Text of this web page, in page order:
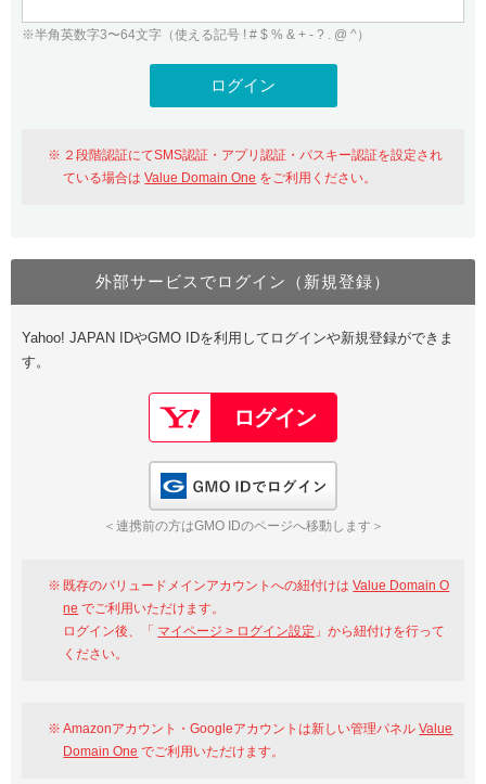
WHOIS検索
Value Domainにログイン
おすすめ One レンタルサーバーを含む最新の機能を使う方
Value Domain Oneにログイン
Google
GMO ID Amazon
※AmazonはValue Domain Oneのログイン画面へ遷移します
Value Domain Oneアカウント作成
以下でも登録可能
Google Yahoo!
GMO ID
※半角英数字3〜64文字（使える記号 ! # $ % & + - ? . @ ^）
２段階認証にてSMS認証・アプリ認証・パスキー認証を設定され
ている場合はValue Domain One をご利用ください。
外部サービスでログイン（新規登録）
Yahoo! JAPAN IDやGMO IDを利用してログインや新規登録ができま
す。
＜連携前の方はGMO IDのページへ移動します＞
既存のバリュードメインアカウントへの紐付けはValue Domain O
ne でご利用いただけます。
ログイン後、「 マイページ > ログイン設定 」から紐付けを行って
ください。
Amazonアカウント・Googleアカウントは新しい管理パネルValue
Domain One でご利用いただけます。